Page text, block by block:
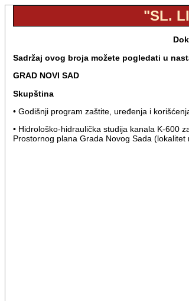
"SL.
Sadržaj ovog broja možete pogledati u
GRAD NOVI SAD
Skupština
• Godišnji program zaštite, uređenja i
• Hidrološko-hidraulička studija kanala K-600
Prostornog plana Grada Novog Sada